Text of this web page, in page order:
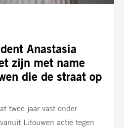
Anastasia
zijn met name
die de straat op
twee jaar vast onder
Litouwen actie tegen